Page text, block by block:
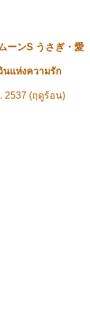
ーンS うさぎ・愛
นแห่งความรัก
2537 (ฤดูร้อน)